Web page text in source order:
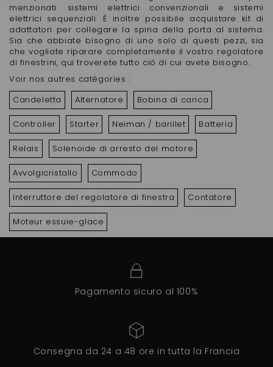
menzionati: sistemi elettrici convenzionali e sistemi
elettrici sequenziali. È inoltre possibile acquistare kit di
adattatori per collegare la spina della porta al sistema.
Sia che abbiate bisogno di uno solo di questi pezzi, sia
che vogliate riparare completamente il vostro regolatore
di finestrini, qui troverete tutto ciò di cui avete bisogno.
Voir nos autres catégories :
Candeletta
Alternatore Bobina di carica
Controller Starter Neiman / barillet Batteria
Relais Solenoide di arresto del motore
Avvolgicristallo Commodo
Interruttore del regolatore di finestra Contatore
Moteur essuie-glace
Pagamento sicuro al 100%
Consegna da 24 a 48 ore in tutta la Francia